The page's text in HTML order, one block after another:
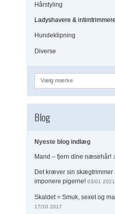
Hårstyling
Ladyshavere & intimtrimmere
Hundeklipning
Diverse
Blog
Nyeste blog indlæg
Mand – fjern dine næsehår!
Det kræver sin skægtrimmer
imponere pigerne! 03/01 2021
Skaldet = Smuk, sexet og
17/10 2017